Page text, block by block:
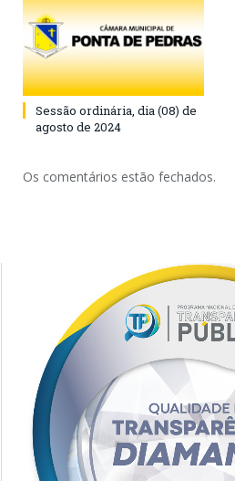
Sessão ordinária, dia (08) de
agosto de 2024
Os comentários estão fechados.